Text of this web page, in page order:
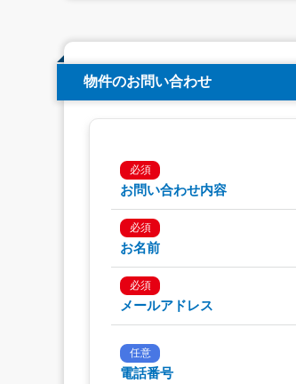
物件のお問い合わせ
必須
お問い合わせ内容
必須
お名前
必須
メールアドレス
任意
電話番号